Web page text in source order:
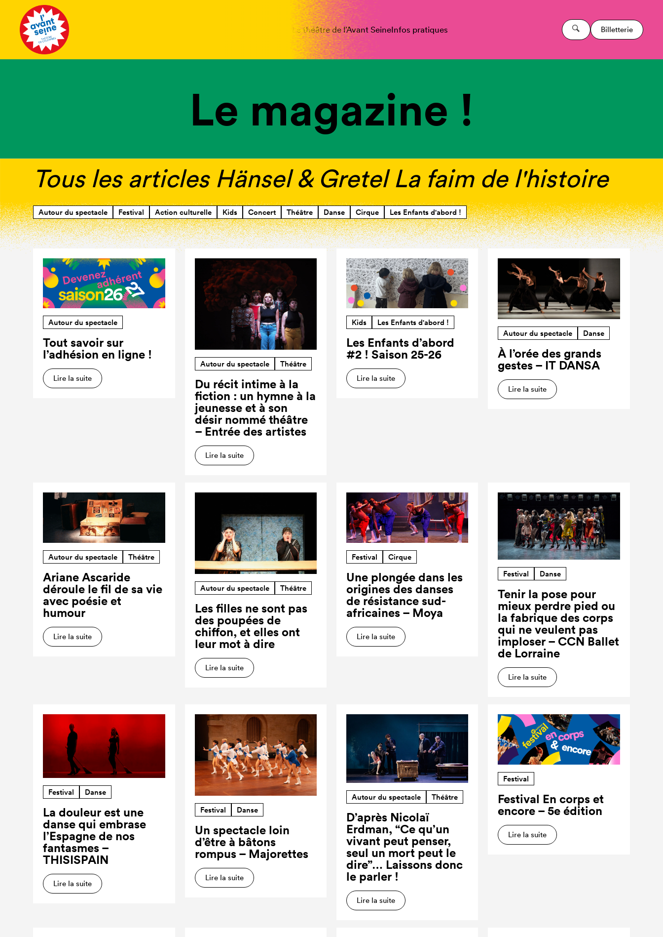
Le théâtre de l’Avant SeineInfos pratiques Billetterie
Le magazine !
Tous les articles Hänsel & Gretel La faim de l'histoire
Autour du spectacle Festival Action culturelle Kids Concert Théâtre Danse Cirque Les Enfants d'abord !
Autour du spectacle
Tout savoir sur
l’adhésion en ligne !
Lire la suite
Autour du spectacle Théâtre
Du récit intime à la
fiction : un hymne à la
jeunesse et à son
désir nommé théâtre
– Entrée des artistes
Lire la suite
Kids Les Enfants d'abord !
Les Enfants d’abord
#2 ! Saison 25-26
Lire la suite
Autour du spectacle Danse
À l’orée des grands
gestes – IT DANSA
Lire la suite
Autour du spectacle Théâtre
Ariane Ascaride
déroule le fil de sa vie
avec poésie et
humour
Lire la suite
Autour du spectacle Théâtre
Les filles ne sont pas
des poupées de
chiffon, et elles ont
leur mot à dire
Lire la suite
Festival Cirque
Une plongée dans les
origines des danses
de résistance sud-
africaines – Moya
Lire la suite
Festival Danse
Tenir la pose pour
mieux perdre pied ou
la fabrique des corps
qui ne veulent pas
imploser – CCN Ballet
de Lorraine
Lire la suite
Festival Danse
La douleur est une
danse qui embrase
l’Espagne de nos
fantasmes –
THISISPAIN
Lire la suite
Festival Danse
Un spectacle loin
d’être à bâtons
rompus – Majorettes
Lire la suite
Autour du spectacle Théâtre
D’après Nicolaï
Erdman, “Ce qu’un
vivant peut penser,
seul un mort peut le
dire”… Laissons donc
le parler !
Lire la suite
Festival
Festival En corps et
encore – 5e édition
Lire la suite